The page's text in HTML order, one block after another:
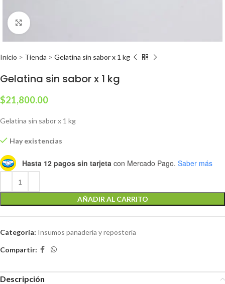
Clic para ampliar
Inicio > Tienda > Gelatina sin sabor x 1 kg
Gelatina sin sabor x 1 kg
$21,800.00
Gelatina sin sabor x 1 kg
Hay existencias
Hasta 12 pagos sin tarjeta con Mercado Pago. Saber más
AÑADIR AL CARRITO
Categoría: Insumos panadería y repostería
Compartir:
Descripción